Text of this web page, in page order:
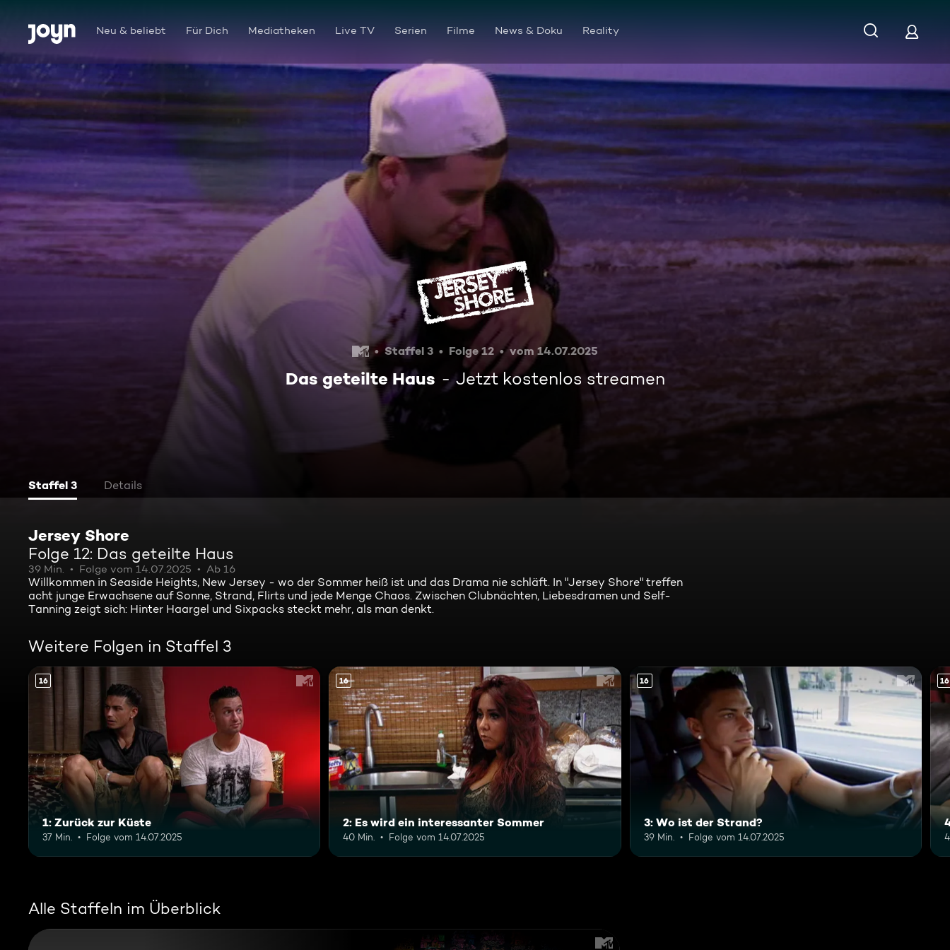
Zum Inhalt springen
Barrierefrei Neu & beliebt Für Dich Mediatheken Live TV Serien Filme News & Doku Reality
Das geteilte Haus
Staffel 3 Folge 12 vom 14.07.2025
Das geteilte Haus Jetzt kostenlos streamen
Staffel 3 Details
Jersey Shore
Folge 12: Das geteilte Haus
39 Min. Folge vom 14.07.2025 Ab 16
Willkommen in Seaside Heights, New Jersey - wo der Sommer heiß ist und das Drama nie schläft. In "Jersey Shore" treffen
acht junge Erwachsene auf Sonne, Strand, Flirts und jede Menge Chaos. Zwischen Clubnächten, Liebesdramen und Self-
Tanning zeigt sich: Hinter Haargel und Sixpacks steckt mehr, als man denkt.
Weitere Folgen in Staffel 3
16
1: Zurück zur Küste
37 Min. Folge vom 14.07.2025
16
2: Es wird ein interessanter Sommer
40 Min. Folge vom 14.07.2025
16
3: Wo ist der Strand?
39 Min. Folge vom 14.07.2025
16
Alle Staffeln im Überblick